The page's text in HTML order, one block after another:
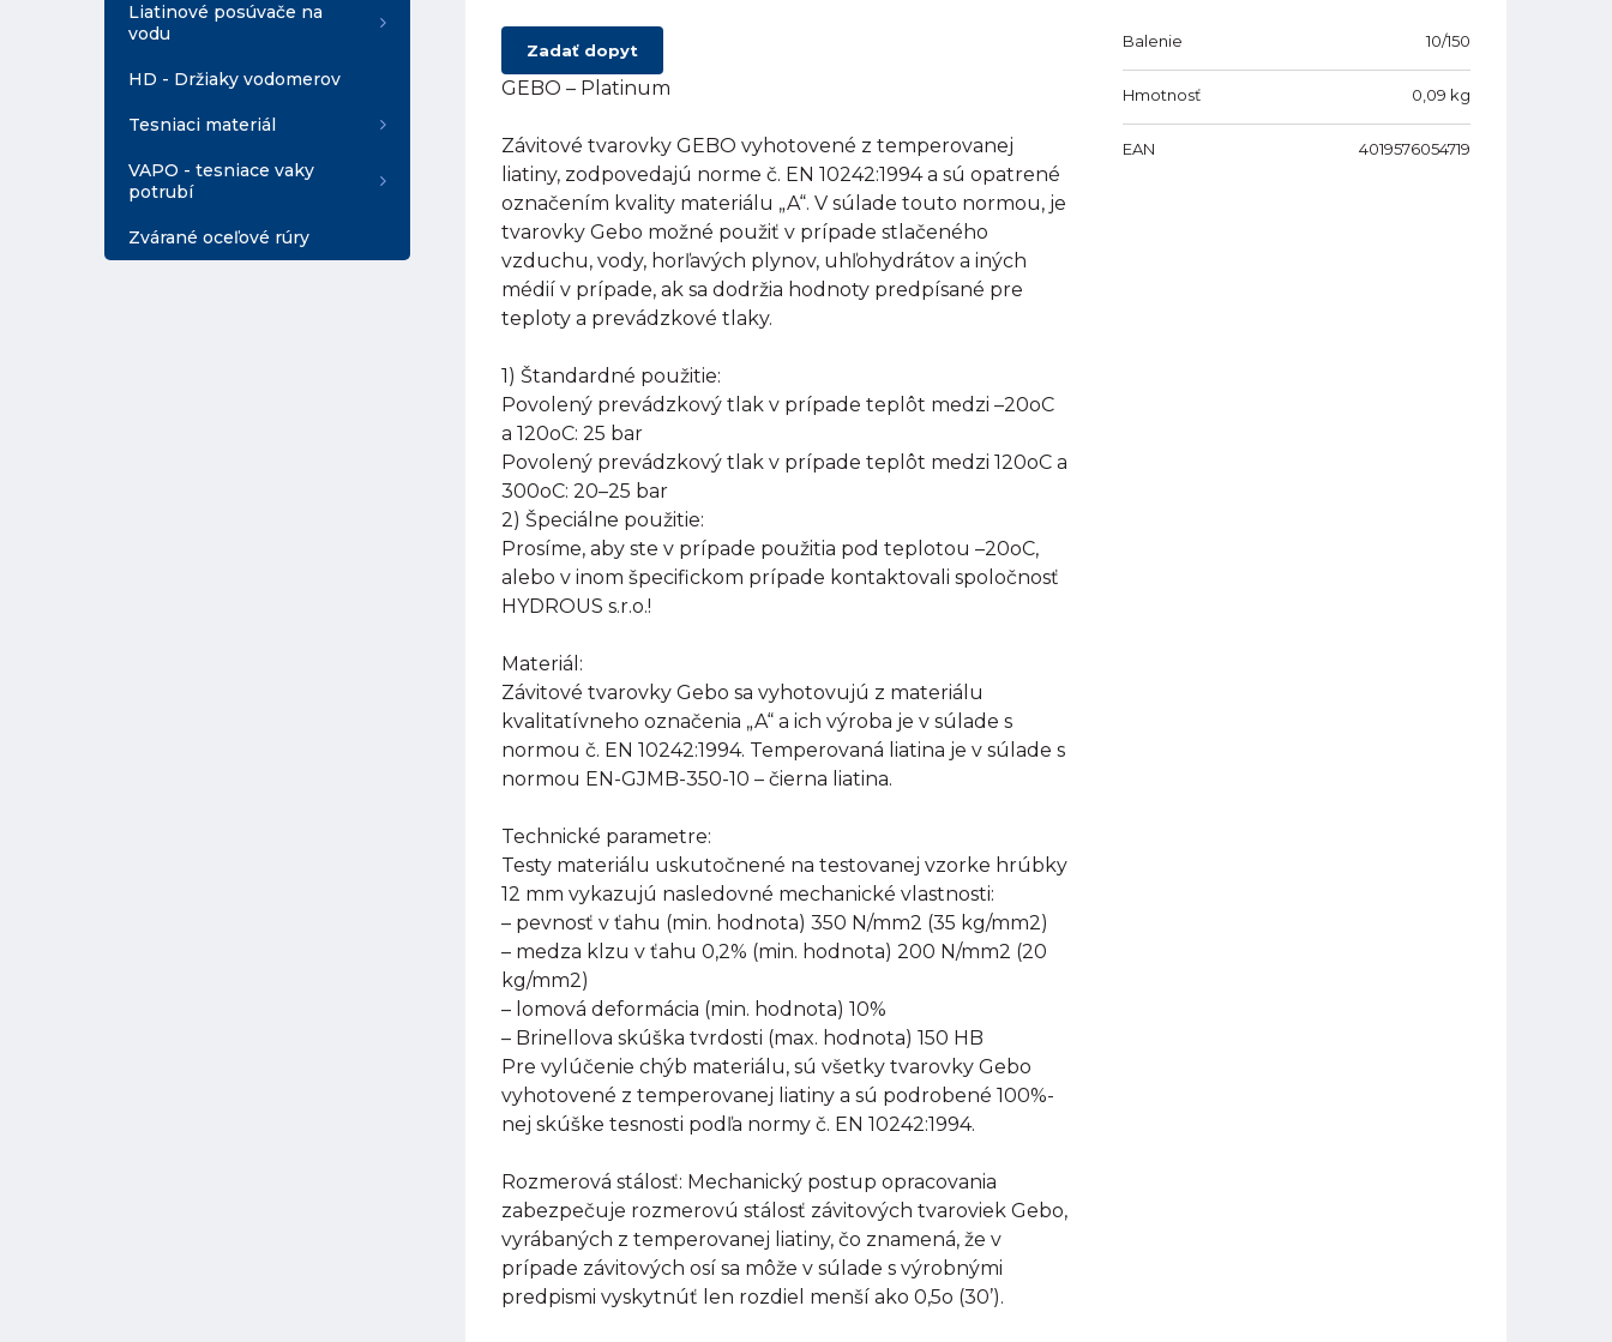
Liatinové posúvače na
vodu
HD - Držiaky vodomerov
Tesniaci materiál
VAPO - tesniace vaky
potrubí
Zvárané oceľové rúry
Zadať dopyt
GEBO – Platinum
Závitové tvarovky GEBO vyhotovené z temperovanej
liatiny, zodpovedajú norme č. EN 10242:1994 a sú opatrené
označením kvality materiálu „A“. V súlade touto normou, je
tvarovky Gebo možné použiť v prípade stlačeného
vzduchu, vody, horľavých plynov, uhľohydrátov a iných
médií v prípade, ak sa dodržia hodnoty predpísané pre
teploty a prevádzkové tlaky.
1) Štandardné použitie:
Povolený prevádzkový tlak v prípade teplôt medzi –20oC
a 120oC: 25 bar
Povolený prevádzkový tlak v prípade teplôt medzi 120oC a
300oC: 20–25 bar
2) Špeciálne použitie:
Prosíme, aby ste v prípade použitia pod teplotou –20oC,
alebo v inom špecifickom prípade kontaktovali spoločnosť
HYDROUS s.r.o.!
Materiál:
Závitové tvarovky Gebo sa vyhotovujú z materiálu
kvalitatívneho označenia „A“ a ich výroba je v súlade s
normou č. EN 10242:1994. Temperovaná liatina je v súlade s
normou EN-GJMB-350-10 – čierna liatina.
Technické parametre:
Testy materiálu uskutočnené na testovanej vzorke hrúbky
12 mm vykazujú nasledovné mechanické vlastnosti:
– pevnosť v ťahu (min. hodnota) 350 N/mm2 (35 kg/mm2)
– medza klzu v ťahu 0,2% (min. hodnota) 200 N/mm2 (20
kg/mm2)
– lomová deformácia (min. hodnota) 10%
– Brinellova skúška tvrdosti (max. hodnota) 150 HB
Pre vylúčenie chýb materiálu, sú všetky tvarovky Gebo
vyhotovené z temperovanej liatiny a sú podrobené 100%-
nej skúške tesnosti podľa normy č. EN 10242:1994.
Rozmerová stálosť: Mechanický postup opracovania
zabezpečuje rozmerovú stálosť závitových tvaroviek Gebo,
vyrábaných z temperovanej liatiny, čo znamená, že v
prípade závitových osí sa môže v súlade s výrobnými
predpismi vyskytnúť len rozdiel menší ako 0,5o (30’).
Balenie 10/150
Hmotnosť 0,09 kg
EAN 4019576054719